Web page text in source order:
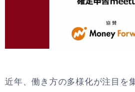
近年、働き方の多様化が注目を